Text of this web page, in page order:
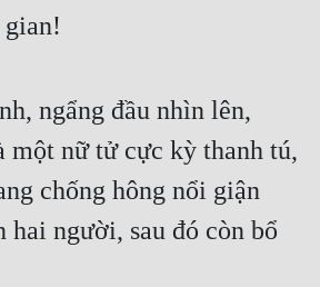
ngẩng đầu nhìn lên,
một nữ tử cực kỳ thanh tú,
chống hông nổi giận
hai người, sau đó còn bổ